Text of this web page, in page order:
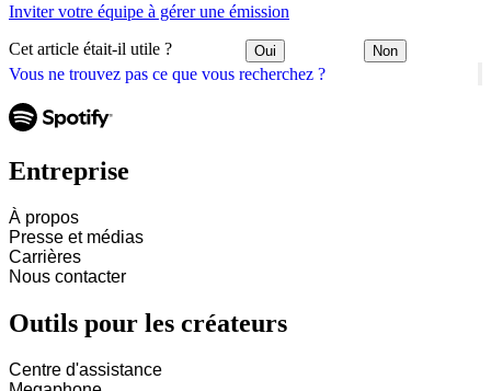
Vous ne trouvez pas ce que vous recherchez ?
Inviter votre équipe à gérer une émission
Cet article était-il utile ? Oui Non
Entreprise
À propos
Presse et médias
Carrières
Nous contacter
Outils pour les créateurs
Centre d'assistance